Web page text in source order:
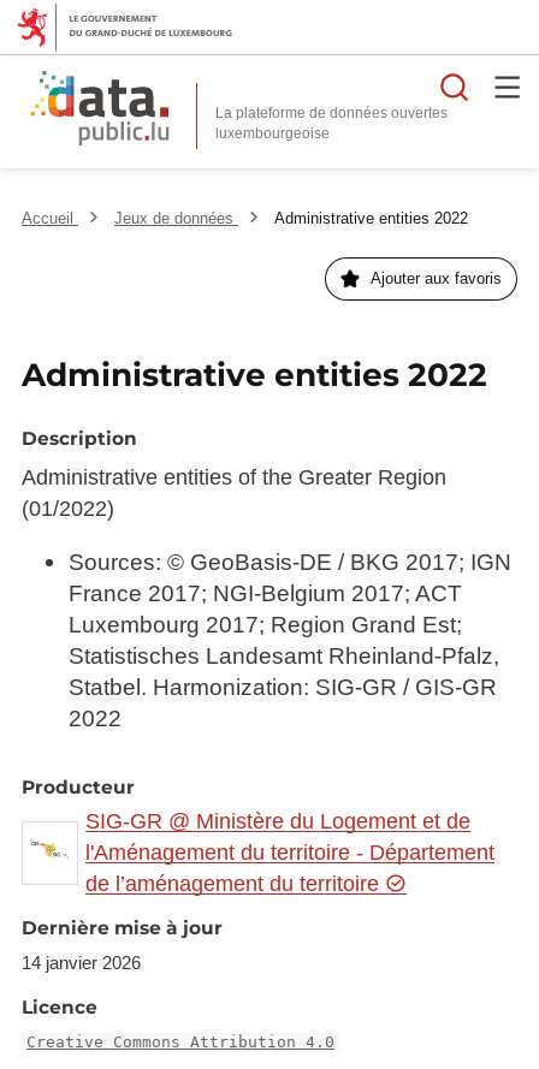
La plateforme de données ouvertes
Accueil Jeux de données Administrative entities 2022
Ajouter aux favoris
Administrative entities 2022
Description
Administrative entities of the Greater Region
(01/2022)
Sources: © GeoBasis-DE / BKG 2017; IGN
France 2017; NGI-Belgium 2017; ACT
Luxembourg 2017; Region Grand Est;
Statistisches Landesamt Rheinland-Pfalz,
Statbel. Harmonization: SIG-GR / GIS-GR
2022
Producteur
SIG-GR @ Ministère du Logement et de
l'Aménagement du territoire - Département
de l’aménagement du territoire
Dernière mise à jour
14 janvier 2026
Licence
Creative Commons Attribution 4.0